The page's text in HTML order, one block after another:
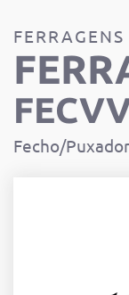
FERRAGENS
Fecho/